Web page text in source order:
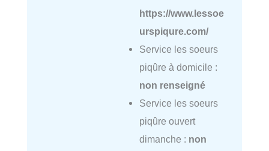
https://www.lessoe
urspiqure.com/
Service les soeurs
piqûre à domicile :
non renseigné
Service les soeurs
piqûre ouvert
dimanche : non